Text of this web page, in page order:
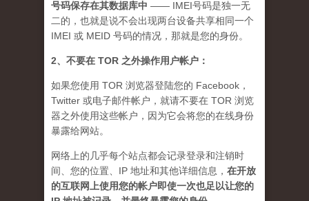
号码保存在其数据库中 —— IMEI号码是独一无
二的，也就是说不会出现两台设备共享相同一个
IMEI 或 MEID 号码的情况，那就是您的身份。
2、不要在 TOR 之外操作用户帐户：
如果您使用 TOR 浏览器登陆您的 Facebook，
Twitter 或电子邮件帐户，就请不要在 TOR 浏览
器之外使用这些帐户，因为它会将您的在线身份
暴露给网站。
网络上的几乎每个站点都会记录登录和注销时
间、您的位置、IP 地址和其他详细信息， 在开放
的互联网上使用您的帐户即使一次也足以让您的